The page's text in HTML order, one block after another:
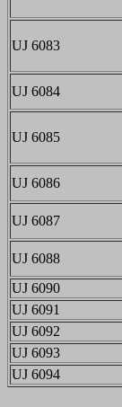
UJ 6083
UJ 6084
UJ 6085
UJ 6086
UJ 6087
UJ 6088
UJ 6090
UJ 6091
UJ 6092
UJ 6093
UJ 6094